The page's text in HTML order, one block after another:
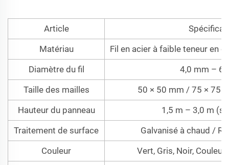
Article
Matériau
Fil en acier à faible teneur en
Diamètre du fil
4,0 mm –
Taille des mailles
50 × 50 mm / 75 × 75
Hauteur du panneau
1,5 m – 3,0 m
Traitement de surface
Galvanisé à chaud /
Couleur
Vert, Gris, Noir,